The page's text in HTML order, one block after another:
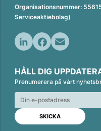
Organisationsnummer:
Serviceaktiebolag)
n
k
e
d
n
c
e
b
o
o
k
a
i
l
HÅLL DIG
Prenumerera på vårt